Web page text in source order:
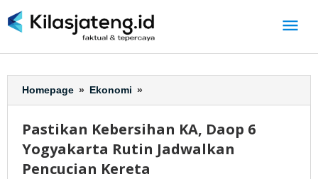
ke
Homepage » Ekonomi »
Kebersihan
Daop
6
Yogyakarta
Pastikan Kebersihan KA, Daop 6
Yogyakarta Rutin Jadwalkan
Pencucian Kereta